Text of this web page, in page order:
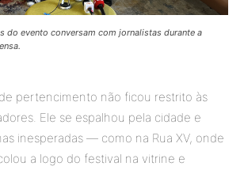
do evento conversam com jornalistas durante a
pertencimento não ficou restrito às
Ele se espalhou pela cidade e
inesperadas — como na Rua XV, onde
a logo do festival na vitrine e